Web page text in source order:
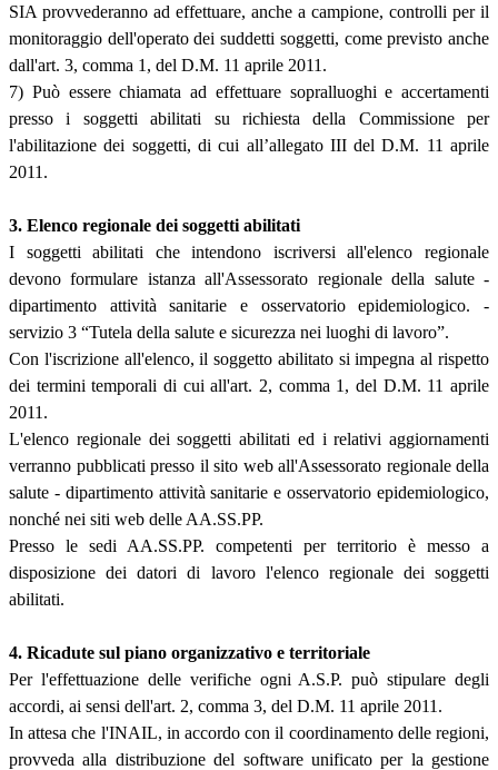
SIA provvederanno ad effettuare, anche a campione, controlli per il
monitoraggio dell'operato dei suddetti soggetti, come previsto anche
dall'art. 3, comma 1, del D.M. 11 aprile 2011.
7) Può essere chiamata ad effettuare sopralluoghi e accertamenti
presso i soggetti abilitati su richiesta della Commissione per
l'abilitazione dei soggetti, di cui all’allegato III del D.M. 11 aprile
2011.
3. Elenco regionale dei soggetti abilitati
I soggetti abilitati che intendono iscriversi all'elenco regionale
devono formulare istanza all'Assessorato regionale della salute -
dipartimento attività sanitarie e osservatorio epidemiologico. -
servizio 3 “Tutela della salute e sicurezza nei luoghi di lavoro”.
Con l'iscrizione all'elenco, il soggetto abilitato si impegna al rispetto
dei termini temporali di cui all'art. 2, comma 1, del D.M. 11 aprile
2011.
L'elenco regionale dei soggetti abilitati ed i relativi aggiornamenti
verranno pubblicati presso il sito web all'Assessorato regionale della
salute - dipartimento attività sanitarie e osservatorio epidemiologico,
nonché nei siti web delle AA.SS.PP.
Presso le sedi AA.SS.PP. competenti per territorio è messo a
disposizione dei datori di lavoro l'elenco regionale dei soggetti
abilitati.
4. Ricadute sul piano organizzativo e territoriale
Per l'effettuazione delle verifiche ogni A.S.P. può stipulare degli
accordi, ai sensi dell'art. 2, comma 3, del D.M. 11 aprile 2011.
In attesa che l'INAIL, in accordo con il coordinamento delle regioni,
provveda alla distribuzione del software unificato per la gestione